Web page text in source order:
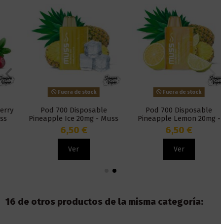
Fuera de stock
Pod 700 Disposable
Pineapple Ice 20mg - Muss
Marmol
6,50 €
Fuera de stock
Pod 700 Disposable
Pineapple Lemon 20mg -
Muss Marmol
6,50 €
16 de otros productos de la misma categoría: